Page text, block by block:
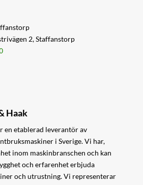
2, Staffanstorp
Haak
en etablerad leverantör av
i Sverige. Vi har,
inom maskinbranschen och kan
och erfarenhet erbjuda
och utrustning. Vi representerar